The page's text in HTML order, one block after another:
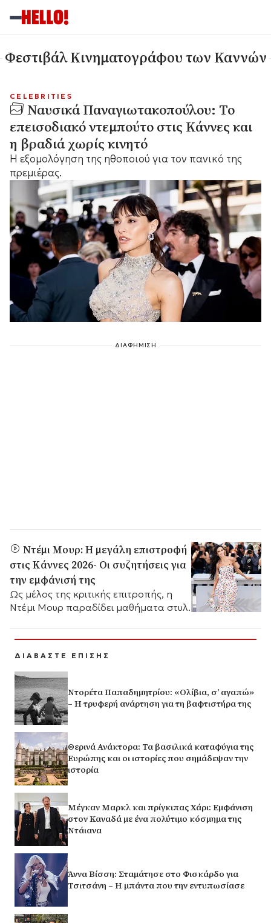
Φεστιβάλ Κινηματογράφου των Καννών
CELEBRITIES
Ναυσικά Παναγιωτακοπούλου: Το
επεισοδιακό ντεμπούτο στις Κάννες και
η βραδιά χωρίς κινητό
Η εξομολόγηση της ηθοποιού για τον πανικό της
πρεμιέρας.
ΔΙΑΦΗΜΙΣΗ
Ντέμι Μουρ: Η μεγάλη επιστροφή
στις Κάννες 2026- Οι συζητήσεις για
την εμφάνισή της
Ως μέλος της κριτικής επιτροπής, η
Ντέμι Μουρ παραδίδει μαθήματα στυλ.
ΔΙΑΒΑΣΤΕ ΕΠΙΣΗΣ
Ντορέτα Παπαδημητρίου: «Ολίβια, σ’ αγαπώ»
– Η τρυφερή ανάρτηση για τη βαφτιστήρα της
Θερινά Ανάκτορα: Τα βασιλικά καταφύγια της
Ευρώπης και οι ιστορίες που σημάδεψαν την
ιστορία
Μέγκαν Μαρκλ και πρίγκιπας Χάρι: Εμφάνιση
στον Καναδά με ένα πολύτιμο κόσμημα της
Ντάιανα
Άννα Βίσση: Σταμάτησε στο Φισκάρδο για
Τσιτσάνη – Η μπάντα που την εντυπωσίασε